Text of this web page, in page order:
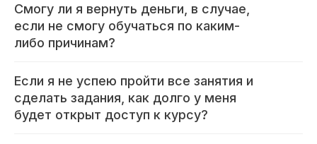
Смогу ли я вернуть деньги, в случае,
если не смогу обучаться по каким-
либо причинам?
Если я не успею пройти все занятия и
сделать задания, как долго у меня
будет открыт доступ к курсу?
Со средним образованием
Аккредитация
Подготовка документов
специализированной аккредитации
Категория «под ключ»